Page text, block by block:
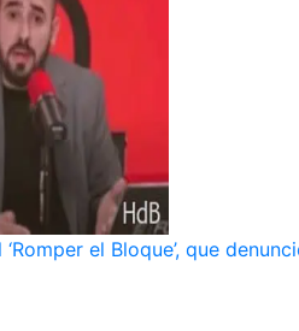
el Bloque’, que